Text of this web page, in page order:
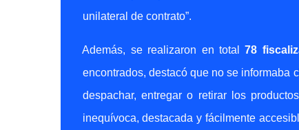
unilateral de contrato”.
Además, se realizaron en total78
encontrados, destacó que no se informaba
despachar, entregar o retirar los
inequívoca, destacada y fácilmente